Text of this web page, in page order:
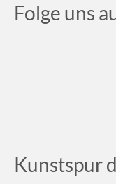
Folge uns
Kunstspur